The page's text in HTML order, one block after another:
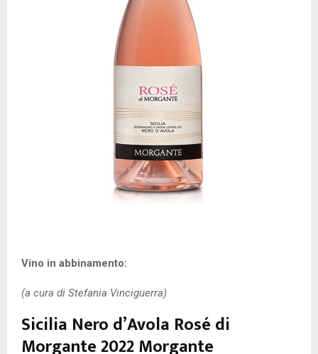
Vino in abbinamento:
(a cura di Stefania Vinciguerra)
Sicilia Nero d’Avola Rosé di
Morgante 2022 Morgante